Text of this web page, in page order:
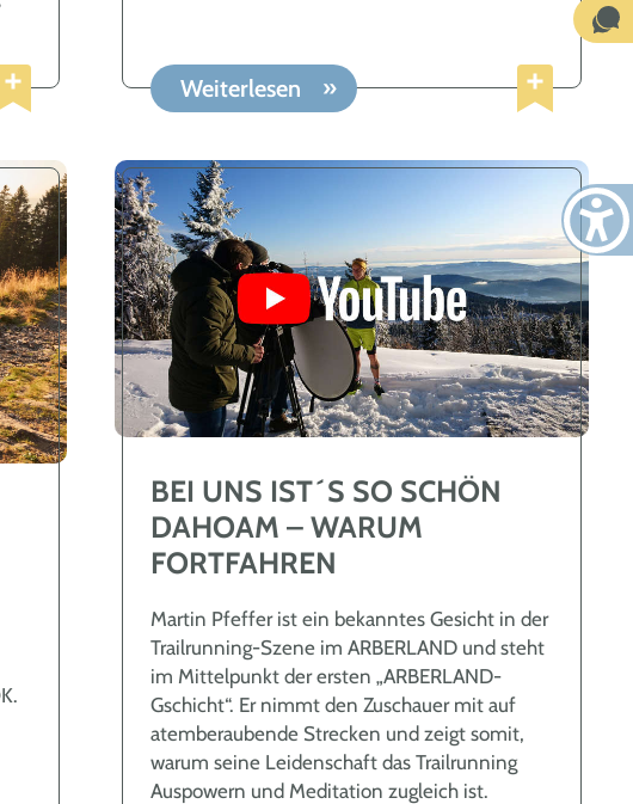
Weiterlesen
BEI UNS IST´S SO SCHÖN
DAHOAM – WARUM
FORTFAHREN
Martin Pfeffer ist ein bekanntes Gesicht in der
Trailrunning-Szene im ARBERLAND und steht
im Mittelpunkt der ersten „ARBERLAND-
Gschicht“. Er nimmt den Zuschauer mit auf
atemberaubende Strecken und zeigt somit,
warum seine Leidenschaft das Trailrunning
Auspowern und Meditation zugleich ist.